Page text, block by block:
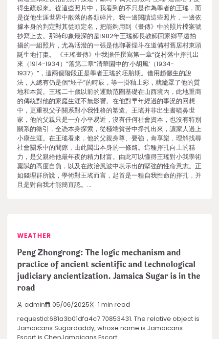
得生疏起來。從這些照片中，我看到的不只是作為學者的王瑤，而
是從他生涯世界中散落的各類碎片。我一邊閱讀這些照片，一邊依
據本身的判定對其從頭定名，把能夠用到《畫傳》中的照片檔案號
抄寫上去。那時印象最深的是1982年王瑤師長教師回家鄉平遠拍
攝的一組照片，尤為活潑的一張是他啣著煙斗在道備村舊居村東頭
誕生地打棗。 《王瑤畫傳》中我擔任撰寫第一章“從村落中掙扎出
來（1914-1934）”落第二章“清華園中的‘小胡風’（1934-
1937）”，這兩個階段正是學者王瑤的坯胎期。借用趙儷生的說
法，人總有仍是個“坯子”的時辰，等一掛釉上彩，就籠罩了他的質
地和本質。王瑤二十歲以前的運動范圍基礎在山西境內，此地重商
的傳統對他的家庭生涯不無影響。在他對早年經過的事況的回想
中，更重視父子關系對小我性格的塑造。王瑤并非出生書噴鼻世
家，他的父親只是一介小平易近，沒有任何社會資本，也沒有特別
關系的徵引，全憑本身探索，從極端貧苦中掙扎出來，讓家人過上
小康生涯。在王瑤看來，他的父親身尊、要強，肯享樂，理解找尋
社會關系中的間隙，由此闖出本身的一條路。這種掙扎向上的精
力，是父親給他最年夜的精力財富。由此可以懂得王瑤對小我學術
稟賦的高度自負，以及在政治風波中表示出的堅強的性命意志。正
如錢理群所說，學術對王瑤而言，起首是一種自我性命的掙扎，并
且是對自我才能簡直認。…
WEATHER
Peng Zhongrong: The logic mechanism and
practice of ancient scientific and technological
judiciary ancientization. Jamaica Sugar is in the
road
admin 05/06/2025 1 min read
requestId:681a3b01dfa4c7.70853431. The relative object is
Jamaicans Sugardaddy, whose name is Jamaicans